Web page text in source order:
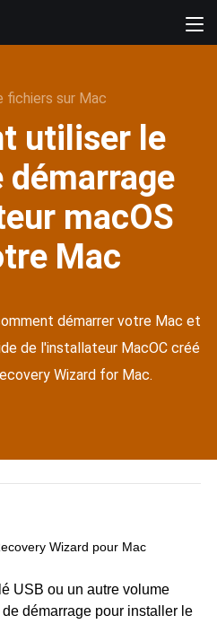
fichiers sur Mac
utiliser le
démarrage
macOS
Mac
démarrer votre Mac et
de l'installateur MacOC créé
Wizard for Mac.
Wizard pour Mac
USB ou un autre volume
démarrage pour installer le